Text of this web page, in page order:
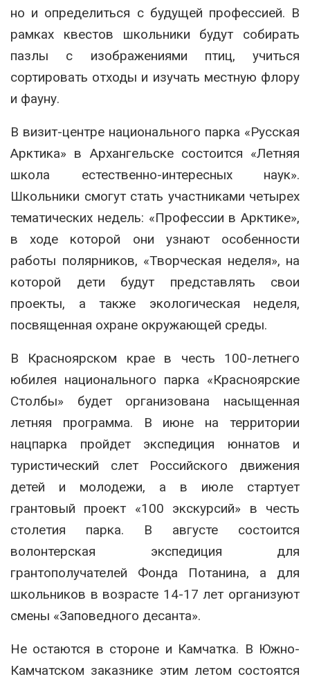
но и определиться с будущей профессией. В
рамках квестов школьники будут собирать
пазлы с изображениями птиц, учиться
сортировать отходы и изучать местную флору
и фауну.
В визит-центре национального парка «Русская
Арктика» в Архангельске состоится «Летняя
школа естественно-интересных наук».
Школьники смогут стать участниками четырех
тематических недель: «Профессии в Арктике»,
в ходе которой они узнают особенности
работы полярников, «Творческая неделя», на
которой дети будут представлять свои
проекты, а также экологическая неделя,
посвященная охране окружающей среды.
В Красноярском крае в честь 100-летнего
юбилея национального парка «Красноярские
Столбы» будет организована насыщенная
летняя программа. В июне на территории
нацпарка пройдет экспедиция юннатов и
туристический слет Российского движения
детей и молодежи, а в июле стартует
грантовый проект «100 экскурсий» в честь
столетия парка. В августе состоится
волонтерская экспедиция для
грантополучателей Фонда Потанина, а для
школьников в возрасте 14-17 лет организуют
смены «Заповедного десанта».
Не остаются в стороне и Камчатка. В Южно-
Камчатском заказнике этим летом состоятся